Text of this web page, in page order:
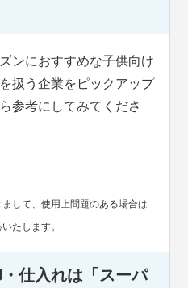
ンにおすすめな子供向け
扱う企業をピックアップ
参考にしてみてくださ
して、使用上問題のある場合は
たします。
仕入れは「スーパ